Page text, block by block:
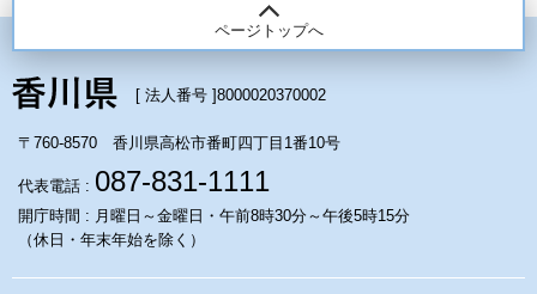
ページトップへ
[ 法人番号 ]8000020370002
〒760-8570 香川県高松市番町四丁目1番10号
代表電話 : 087-831-1111
開庁時間 : 月曜日～金曜日・午前8時30分～午後5時15分
（休日・年末年始を除く）